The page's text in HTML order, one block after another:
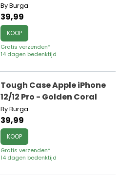
By Burga
39,99
KOOP
Gratis verzenden*
14 dagen bedenktijd
Tough Case Apple iPhone
12/12 Pro - Golden Coral
By Burga
39,99
KOOP
Gratis verzenden*
14 dagen bedenktijd